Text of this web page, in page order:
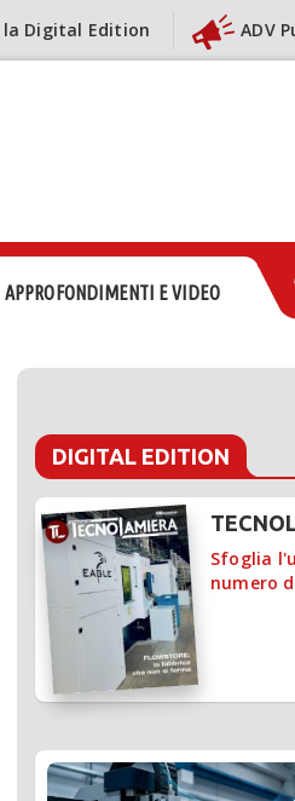
la Digital Edition ADV
APPROFONDIMENTI E VIDEO
DIGITAL EDITION
Sfoglia
numero